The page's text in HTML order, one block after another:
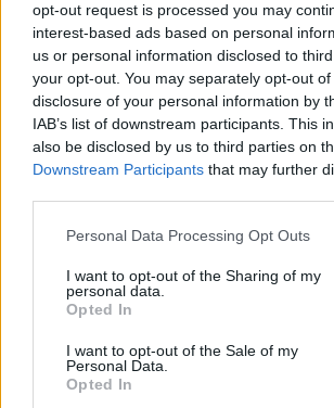
opt-out request is processed you may
interest-based ads based on personal
us or personal information disclosed to
your opt-out. You may separately opt-out
disclosure of your personal information by
IAB’s list of downstream participants. This
also be disclosed by us to third parties on
Downstream Participants that may further
Please note that this website/app uses one
not limited to your visit or usage behaviour.
grant or deny consent to Google and its
use your data for below specified purposes
consent section.
Personal Data Processing Opt Outs
I want to opt-out of the Sharing of my
personal data.
Opted In
I want to opt-out of the Sale of my
Personal Data.
Opted In
NEJČTĚNĚJŠÍ
1
Individuální závod
startovní listina,...
BY KJELL-ERIK KRISTIANSEN/VENDULA
2 Biatlonistky dnes vyrazí
7,5 km – kompletní